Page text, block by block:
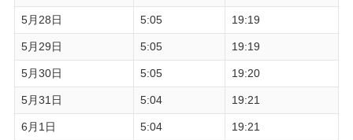
5月28日 5:05 19:19
5月29日 5:05 19:19
5月30日 5:05 19:20
5月31日 5:04 19:21
6月1日 5:04 19:21